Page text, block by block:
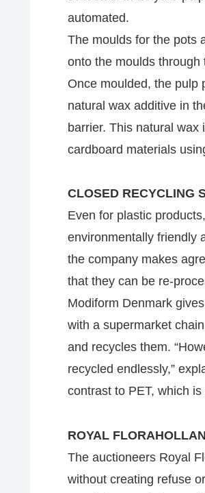
automated.
The moulds for the pots
onto the moulds through
Once moulded, the pulp
natural wax additive in
barrier. This natural
cardboard materials
CLOSED RECYCLING
Even for plastic
environmentally friendly
the company makes
that they can be re-
Modiform Denmark
with a supermarket
and recycles them.
recycled endlessly,”
contrast to PET, which
ROYAL
The auctioneers Royal
without creating refuse